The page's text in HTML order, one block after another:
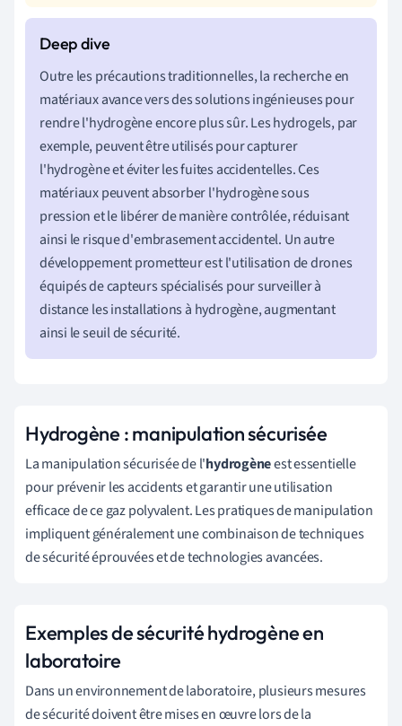
Outre les précautions traditionnelles, la recherche en
matériaux avance vers des solutions ingénieuses pour
rendre l'hydrogène encore plus sûr. Les hydrogels, par
exemple, peuvent être utilisés pour capturer
l'hydrogène et éviter les fuites accidentelles. Ces
matériaux peuvent absorber l'hydrogène sous
pression et le libérer de manière contrôlée, réduisant
ainsi le risque d'embrasement accidentel. Un autre
développement prometteur est l'utilisation de drones
équipés de capteurs spécialisés pour surveiller à
distance les installations à hydrogène, augmentant
ainsi le seuil de sécurité.
Hydrogène : manipulation sécurisée
La manipulation sécurisée de l'hydrogèneest essentielle
pour prévenir les accidents et garantir une utilisation
efficace de ce gaz polyvalent. Les pratiques de manipulation
impliquent généralement une combinaison de techniques
de sécurité éprouvées et de technologies avancées.
Exemples de sécurité hydrogène en
laboratoire
Dans un environnement de laboratoire, plusieurs mesures
de sécurité doivent être mises en œuvre lors de la